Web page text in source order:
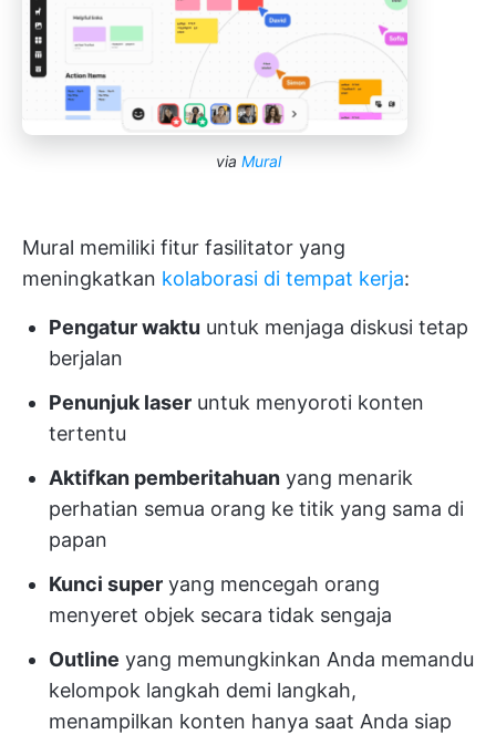
via Mural
Mural memiliki fitur fasilitator yang
meningkatkan kolaborasi di tempat kerja:
Pengatur waktu untuk menjaga diskusi tetap
berjalan
Penunjuk laser untuk menyoroti konten
tertentu
Aktifkan pemberitahuan yang menarik
perhatian semua orang ke titik yang sama di
papan
Kunci super yang mencegah orang
menyeret objek secara tidak sengaja
Outline yang memungkinkan Anda memandu
kelompok langkah demi langkah,
menampilkan konten hanya saat Anda siap